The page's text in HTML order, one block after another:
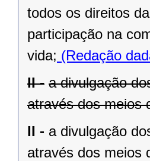
todos os direitos
participação na
vida; (Redação
II - a divulgação
através dos meios
II - a divulgação
através dos meios